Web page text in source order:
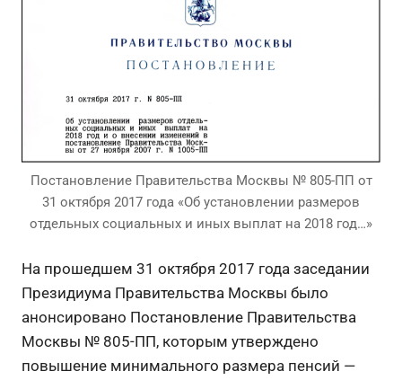
Постановление Правительства Москвы № 805-ПП от
31 октября 2017 года «Об установлении размеров
отдельных социальных и иных выплат на 2018 год…»
На прошедшем 31 октября 2017 года заседании
Президиума Правительства Москвы было
анонсировано Постановление Правительства
Москвы № 805-ПП, которым утверждено
повышение минимального размера пенсий —